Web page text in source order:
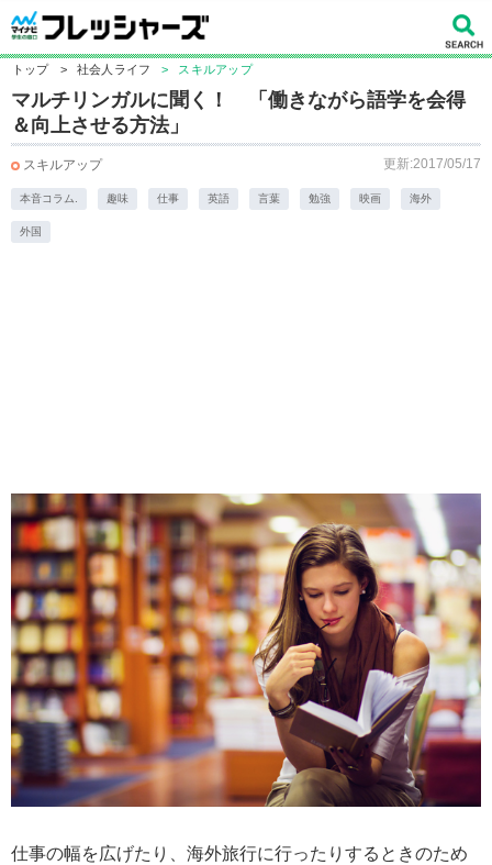
トップ > 社会人ライフ > スキルアップ
マルチリンガルに聞く！ 「働きながら語学を会得
＆向上させる方法」
スキルアップ 更新:2017/05/17
本音コラム. 趣味 仕事 英語 言葉 勉強 映画 海外
外国
仕事の幅を広げたり、海外旅行に行ったりするときのため